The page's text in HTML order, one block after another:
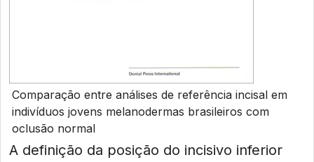
Comparação entre análises de referência incisal em
indivíduos jovens melanodermas brasileiros com
oclusão normal
A definição da posição do incisivo inferior